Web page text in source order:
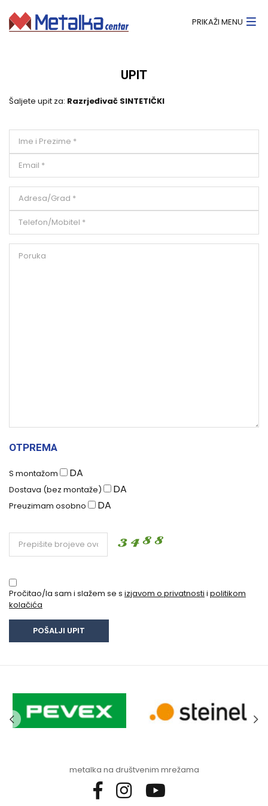
PRIKAŽI MENU
UPIT
Šaljete upit za: Razrjeđivač SINTETIČKI
OTPREMA
S montažom DA
Dostava (bez montaže) DA
Preuzimam osobno DA
Pročitao/la sam i slažem se s izjavom o privatnosti i politikom
kolačića
metalka na društvenim mrežama